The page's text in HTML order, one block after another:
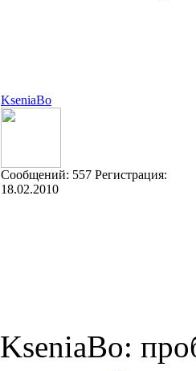
KseniaBo
Cообщений: 557 Регистрация:
18.02.2010
KseniaBo: